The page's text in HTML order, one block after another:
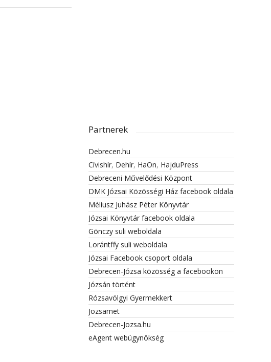
Partnerek
Debrecen.hu
Cívishír, Dehír, HaOn, HajduPress
Debreceni Művelődési Központ
DMK Józsai Közösségi Ház facebook oldala
Méliusz Juhász Péter Könyvtár
Józsai Könyvtár facebook oldala
Gönczy suli weboldala
Lorántffy suli weboldala
Józsai Facebook csoport oldala
Debrecen-Józsa közösség a facebookon
Józsán történt
Rózsavölgyi Gyermekkert
Jozsamet
Debrecen-Jozsa.hu
eAgent webügynökség